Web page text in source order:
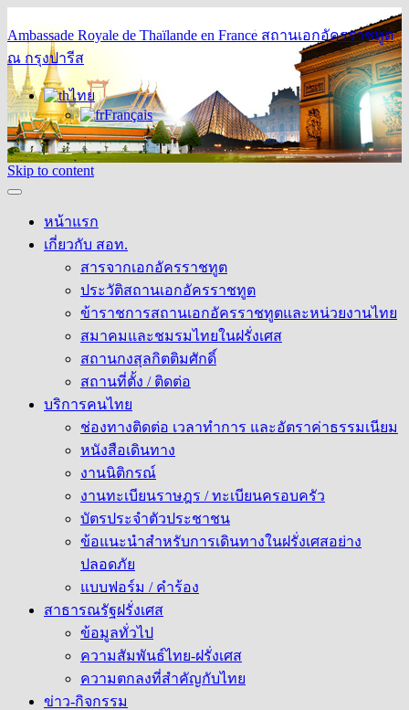
Ambassade Royale de Thaïlande en France สถานเอกอัครราชทูต
ณ กรุงปารีส
ไทย
Français
Skip to content
หน้าแรก
เกี่ยวกับ สอท.
สารจากเอกอัครราชทูต
ประวัติสถานเอกอัครราชทูต
ข้าราชการสถานเอกอัครราชทูตและหน่วยงานไทย
สมาคมและชมรมไทยในฝรั่งเศส
สถานกงสุลกิตติมศักดิ์
สถานที่ตั้ง / ติดต่อ
บริการคนไทย
ช่องทางติดต่อ เวลาทำการ และอัตราค่าธรรมเนียม
หนังสือเดินทาง
งานนิติกรณ์
งานทะเบียนราษฎร / ทะเบียนครอบครัว
บัตรประจำตัวประชาชน
ข้อแนะนำสำหรับการเดินทางในฝรั่งเศสอย่าง
ปลอดภัย
แบบฟอร์ม / คำร้อง
สาธารณรัฐฝรั่งเศส
ข้อมูลทั่วไป
ความสัมพันธ์ไทย-ฝรั่งเศส
ความตกลงที่สำคัญกับไทย
ข่าว-กิจกรรม